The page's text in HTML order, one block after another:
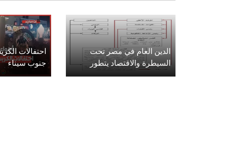
الدين العام في مصر تحت
السيطرة والاقتصاد يتطور
احتفالات
جنوب سيناء